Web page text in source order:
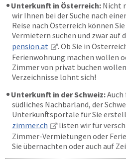
Unterkunft in Österreich: Nicht
wir Ihnen bei der Suche nach
Reise nach Österreich können
Vermietern suchen und zwar auf
pension.at
. Ob Sie in
Ferienwohnung machen wollen
Zimmer von privat buchen
Verzeichnisse lohnt sich!
Unterkunft in der Schweiz:
südliches Nachbarland, der
Unterkunftsportale für Sie
zimmer.ch
listen wir für
Zimmer-Vermietungen oder
Sie übernachten oder auch auf